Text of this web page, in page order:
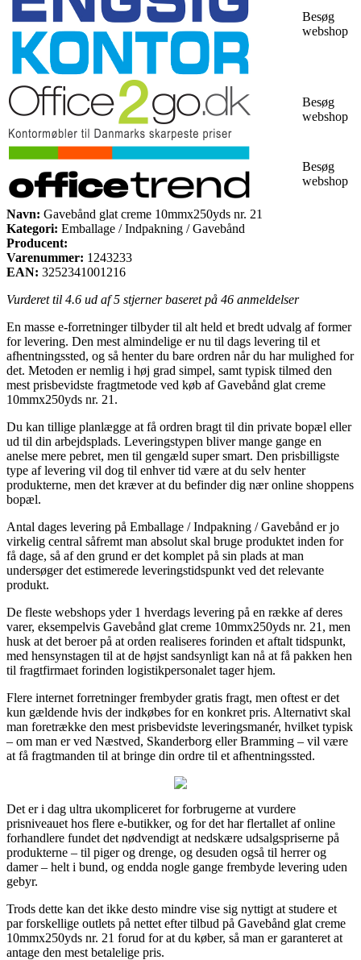
Besøg
webshop
Besøg
webshop
Besøg
webshop
Navn: Gavebånd glat creme 10mmx250yds nr. 21
Kategori: Emballage / Indpakning / Gavebånd
Producent:
Varenummer: 1243233
EAN: 3252341001216
Vurderet til 4.6 ud af 5 stjerner baseret på 46 anmeldelser
En masse e-forretninger tilbyder til alt held et bredt udvalg af former
for levering. Den mest almindelige er nu til dags levering til et
afhentningssted, og så henter du bare ordren når du har mulighed for
det. Metoden er nemlig i høj grad simpel, samt typisk tilmed den
mest prisbevidste fragtmetode ved køb af Gavebånd glat creme
10mmx250yds nr. 21.
Du kan tillige planlægge at få ordren bragt til din private bopæl eller
ud til din arbejdsplads. Leveringstypen bliver mange gange en
anelse mere pebret, men til gengæld super smart. Den prisbilligste
type af levering vil dog til enhver tid være at du selv henter
produkterne, men det kræver at du befinder dig nær online shoppens
bopæl.
Antal dages levering på Emballage / Indpakning / Gavebånd er jo
virkelig central såfremt man absolut skal bruge produktet inden for
få dage, så af den grund er det komplet på sin plads at man
undersøger det estimerede leveringstidspunkt ved det relevante
produkt.
De fleste webshops yder 1 hverdags levering på en række af deres
varer, eksempelvis Gavebånd glat creme 10mmx250yds nr. 21, men
husk at det beroer på at orden realiseres forinden et aftalt tidspunkt,
med hensynstagen til at de højst sandsynligt kan nå at få pakken hen
til fragtfirmaet forinden logistikpersonalet tager hjem.
Flere internet forretninger frembyder gratis fragt, men oftest er det
kun gældende hvis der indkøbes for en konkret pris. Alternativt skal
man foretrække den mest prisbevidste leveringsmanér, hvilket typisk
– om man er ved Næstved, Skanderborg eller Bramming – vil være
at få fragtmanden til at bringe din ordre til et afhentningssted.
Det er i dag ultra ukompliceret for forbrugerne at vurdere
prisniveauet hos flere e-butikker, og for det har flertallet af online
forhandlere fundet det nødvendigt at nedskære udsalgspriserne på
produkterne – til piger og drenge, og desuden også til herrer og
damer – helt i bund, og endda nogle gange frembyde levering uden
gebyr.
Trods dette kan det ikke desto mindre vise sig nyttigt at studere et
par forskellige outlets på nettet efter tilbud på Gavebånd glat creme
10mmx250yds nr. 21 forud for at du køber, så man er garanteret at
antage den mest betalelige pris.